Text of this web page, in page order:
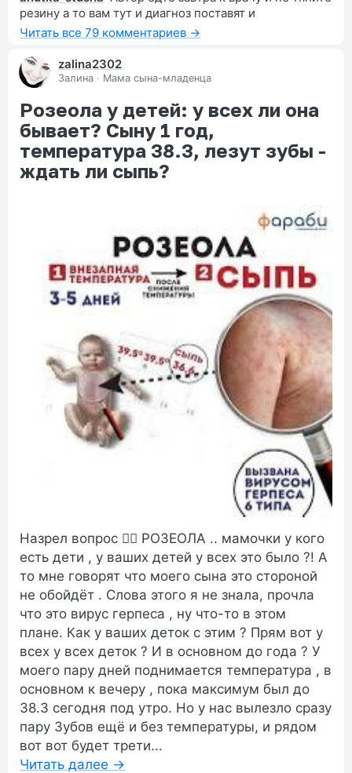
резину а то вам тут и диагноз поставят и
Читать все 79 комментариев →
zalina2302
Залина · Мама сына-младенца
Розеола у детей: у всех ли она
бывает? Сыну 1 год,
температура 38.3, лезут зубы -
ждать ли сыпь?
Назрел вопрос 🙋‍♀️ РОЗЕОЛА .. мамочки у кого
есть дети , у ваших детей у всех это было ?! А
то мне говорят что моего сына это стороной
не обойдёт . Слова этого я не знала, прочла
что это вирус герпеса , ну что-то в этом
плане. Как у ваших деток с этим ? Прям вот у
всех у всех деток ? И в основном до года ? У
моего пару дней поднимается температура , в
основном к вечеру , пока максимум был до
38.3 сегодня под утро. Но у нас вылезло сразу
пару Зубов ещё и без температуры, и рядом
вот вот будет трети...
Читать далее →